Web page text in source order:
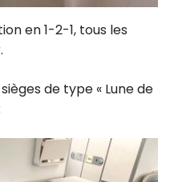
en 1-2-1, tous les
de type « Lune de